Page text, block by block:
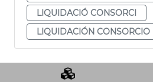
LIQUIDACIÓ CONSORCI
LIQUIDACIÓN CONSORCIO